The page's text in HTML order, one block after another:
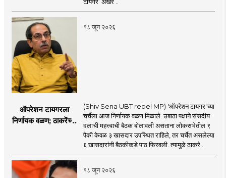
शिंदेंकडे जाण्याच्या चर्चा
सुरू
१८ जून २०२६
ऑपरेशन टायगरला
निर्णायक वळण; ठाकरेंच्या
विलीन होण्याचा प्रस्ताव?
(Shiv Sena UBT rebel MP) 'ऑपरेशन टायगर'च्या
चर्चेला आज निर्णायक वळण मिळाले. उबाठा पक्षाने संसदीय
दलाची महत्त्वाची बैठक बोलावली असताना लोकसभेतील ९
पैकी केवळ ३ खासदार उपस्थित राहिले, तर चर्चेत असलेल्या
६ खासदारांनी बैठकीकडे पाठ फिरवली. त्यामुळे ठाकरे ..
१८ जून २०२६